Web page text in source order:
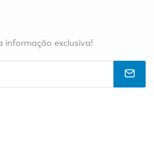
informação exclusiva!